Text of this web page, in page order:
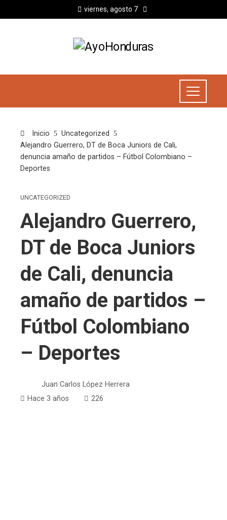
viernes, agosto 7
Inicio
Uncategorized
Alejandro Guerrero, DT de Boca Juniors de Cali,
denuncia amaño de partidos – Fútbol Colombiano –
Deportes
UNCATEGORIZED
Alejandro Guerrero,
DT de Boca Juniors
de Cali, denuncia
amaño de partidos –
Fútbol Colombiano
– Deportes
Juan Carlos López Herrera
Hace 3 años
226